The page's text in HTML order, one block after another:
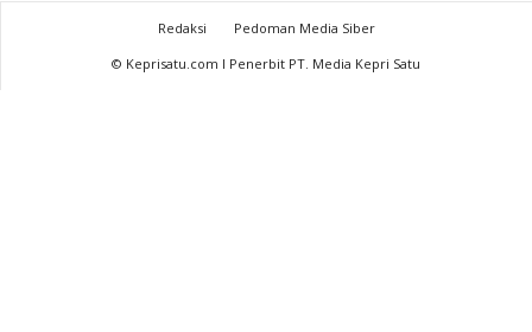
Redaksi
Pedoman Media Siber
© Keprisatu.com I Penerbit PT. Media Kepri Satu